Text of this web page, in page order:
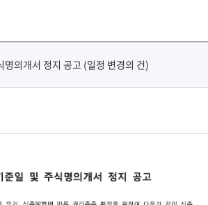
명의개서 정지 공고 (일정 변경의 건)